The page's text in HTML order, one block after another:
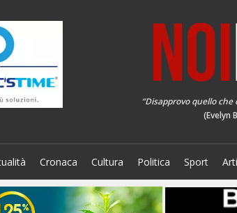
“Disapprovo quello
(Evelyn
Cronaca Cultura Politica Sport